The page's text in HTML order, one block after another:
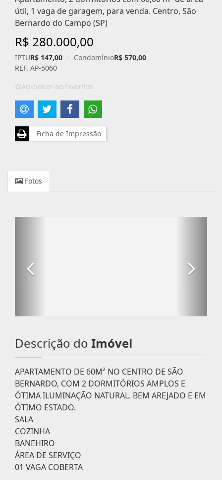
útil, 1 vaga de garagem, para venda. Centro, São
Bernardo do Campo (SP)
R$ 280.000,00
IPTUR$ 147,00 · CondomínioR$ 570,00
REF. AP-5060
Adicionar ao favoritos
Ficha de Impressão
Fotos
Descrição do Imóvel
APARTAMENTO DE 60M² NO CENTRO DE SÃO
BERNARDO, COM 2 DORMITÓRIOS AMPLOS E
ÓTIMA ILUMINAÇÃO NATURAL. BEM AREJADO E EM
ÓTIMO ESTADO.
SALA
COZINHA
BANEHIRO
ÁREA DE SERVIÇO
01 VAGA COBERTA